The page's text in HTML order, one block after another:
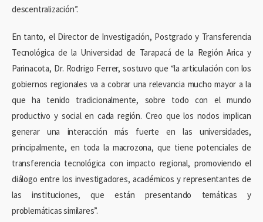
descentralización”.
En tanto, el Director de Investigación, Postgrado y Transferencia
Tecnológica de la Universidad de Tarapacá de la Región Arica y
Parinacota, Dr. Rodrigo Ferrer, sostuvo que “la articulación con los
gobiernos regionales va a cobrar una relevancia mucho mayor a la
que ha tenido tradicionalmente, sobre todo con el mundo
productivo y social en cada región. Creo que los nodos implican
generar una interacción más fuerte en las universidades,
principalmente, en toda la macrozona, que tiene potenciales de
transferencia tecnológica con impacto regional, promoviendo el
diálogo entre los investigadores, académicos y representantes de
las instituciones, que están presentando temáticas y
problemáticas similares”.